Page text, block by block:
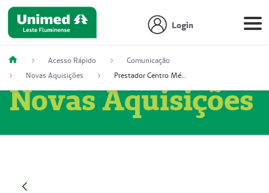
Login
Acesso Rápido
Comunicação
Novas Aquisições
Prestador Centro Médico Vitória Ltda, 51004350-4: Centro Médico Vitória Ltda (Nome Fantasia: Policlínica Master)
Novas Aquisições